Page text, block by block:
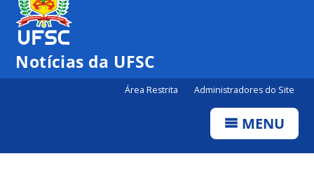
Notícias da UFSC
Área Restrita Administradores do Site
MENU